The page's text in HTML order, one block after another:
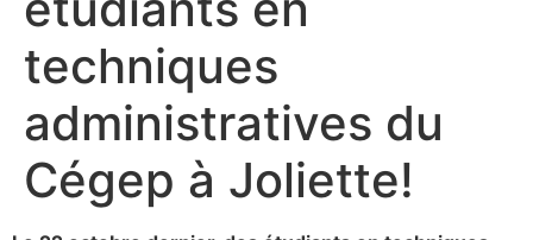
techniques
administratives du
Cégep à Joliette!